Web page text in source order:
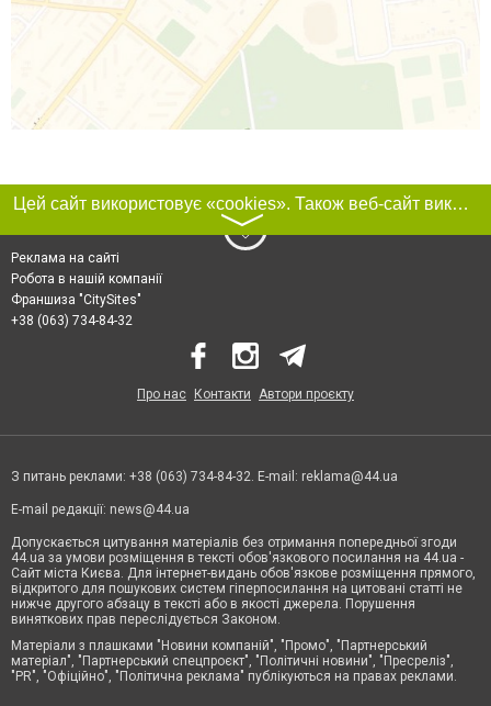
Цей сайт використовує «cookies». Також веб-сайт використовує інтернет-сервіс для збору технічних даних стосовно відвідувачів з метою отримання маркетингової та статистичної інформації. Умови обробки даних відвідувачів сайту див.
〉
Реклама на сайті
Робота в нашій компанії
Франшиза "CitySites"
+38 (063) 734-84-32
Про нас Контакти Автори проєкту
З питань реклами: +38 (063) 734-84-32. E-mail: reklama@44.ua
E-mail редакції: news@44.ua
Допускається цитування матеріалів без отримання попередньої згоди
44.ua за умови розміщення в тексті обов'язкового посилання на 44.ua -
Сайт міста Києва. Для інтернет-видань обов'язкове розміщення прямого,
відкритого для пошукових систем гіперпосилання на цитовані статті не
нижче другого абзацу в тексті або в якості джерела. Порушення
виняткових прав переслідується Законом.
Матеріали з плашками "Новини компаній", "Промо", "Партнерський
матеріал", "Партнерський спецпроєкт", "Політичні новини", "Пресреліз",
"PR", "Офіційно", "Політична реклама" публікуються на правах реклами.